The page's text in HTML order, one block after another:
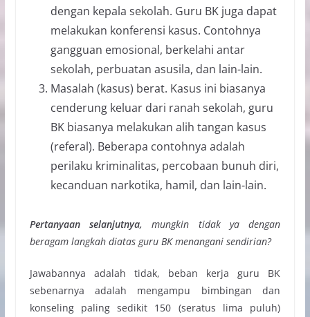
dengan kepala sekolah. Guru BK juga dapat
melakukan konferensi kasus. Contohnya
gangguan emosional, berkelahi antar
sekolah, perbuatan asusila, dan lain-lain.
Masalah (kasus) berat. Kasus ini biasanya
cenderung keluar dari ranah sekolah, guru
BK biasanya melakukan alih tangan kasus
(referal). Beberapa contohnya adalah
perilaku kriminalitas, percobaan bunuh diri,
kecanduan narkotika, hamil, dan lain-lain.
Pertanyaan selanjutnya,mungkin tidak ya dengan
beragam langkah diatas guru BK menangani sendirian?
Jawabannya adalah tidak, beban kerja guru BK
sebenarnya adalah mengampu bimbingan dan
konseling paling sedikit 150 (seratus lima puluh)